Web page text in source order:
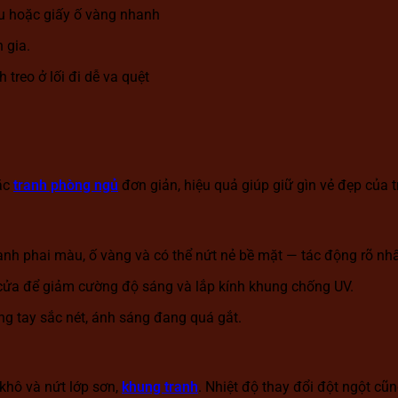
hoặc giấy ố vàng nhanh
gia.
treo ở lối đi dễ va quệt
tranh phòng ngủ đơn giản, hiệu quả giúp giữ gìn vẻ đẹp của
phai màu, ố vàng và có thể nứt nẻ bề mặt — tác động rõ
để giảm cường độ sáng và lắp kính khung chống UV.
tay sắc nét, ánh sáng đang quá gắt.
và nứt lớp sơn, khung tranh. Nhiệt độ thay đổi đột ngột